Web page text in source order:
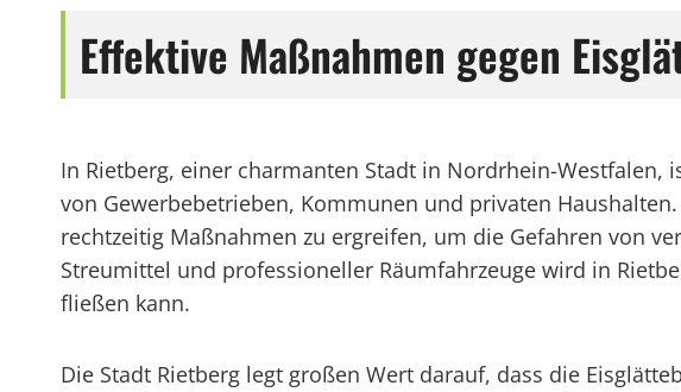
Effektive Maßnahmen gegen
In Rietberg, einer charmanten Stadt in Nordrhein-
von Gewerbebetrieben, Kommunen und privaten
rechtzeitig Maßnahmen zu ergreifen, um die Gefahren von
Streumittel und professioneller Räumfahrzeuge wird in
fließen kann.
Die Stadt Rietberg legt großen Wert darauf, dass die